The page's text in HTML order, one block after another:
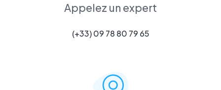
Appelez un expert
(+33) 09 78 80 79 65